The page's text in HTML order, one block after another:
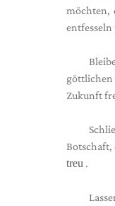
möchten,
entfesseln
göttlichen
Zukunft
Botschaft,
treu .